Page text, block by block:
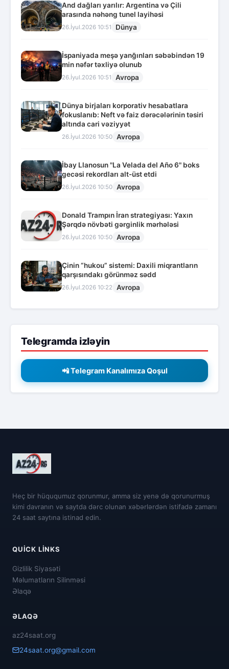
And dağları yarılır: Argentina və Çili
arasında nəhəng tunel layihəsi
26.İyul.2026 10:51 Dünya
İspaniyada meşə yanğınları səbəbindən 19
min nəfər təxliyə olunub
26.İyul.2026 10:51 Avropa
Dünya birjaları korporativ hesabatlara
fokuslanıb: Neft və faiz dərəcələrinin təsiri
altında cari vəziyyət
26.İyul.2026 10:50 Avropa
İbay Llanosun "La Velada del Año 6" boks
gecəsi rekordları alt-üst etdi
26.İyul.2026 10:50 Avropa
Donald Trampın İran strategiyası: Yaxın
Şərqdə növbəti gərginlik mərhələsi
26.İyul.2026 10:50 Avropa
Çinin “hukou” sistemi: Daxili miqrantların
qarşısındakı görünməz sədd
26.İyul.2026 10:22 Avropa
Telegramda izləyin
📲 Telegram Kanalımıza Qoşul
Heç bir hüququmuz qorunmur, amma siz yenə də qorunurmuş
kimi davranın və saytda dərc olunan xəbərlərdən istifadə zamanı
24 saat saytına istinad edin.
QUICK LINKS
Gizlilik Siyasəti
Məlumatların Silinməsi
Əlaqə
ƏLAQƏ
az24saat.org
24saat.org@gmail.com